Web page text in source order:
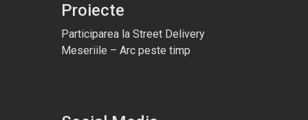
Proiecte
Participarea la Street Delivery
Meseriile – Arc peste timp